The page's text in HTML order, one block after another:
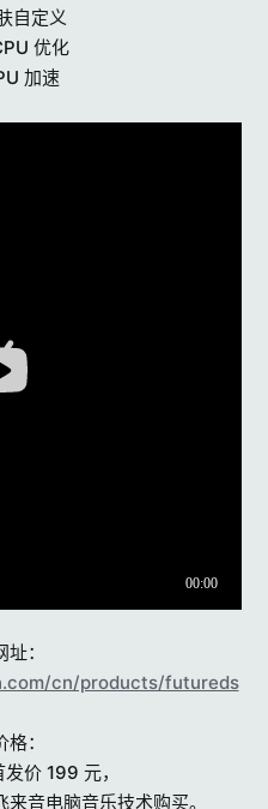
自定义
优化
加速
：
cn/products/futureds
：
价 199 元，
音电脑音乐技术购买。​